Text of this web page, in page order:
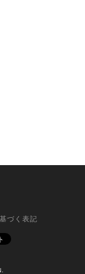
づく表記